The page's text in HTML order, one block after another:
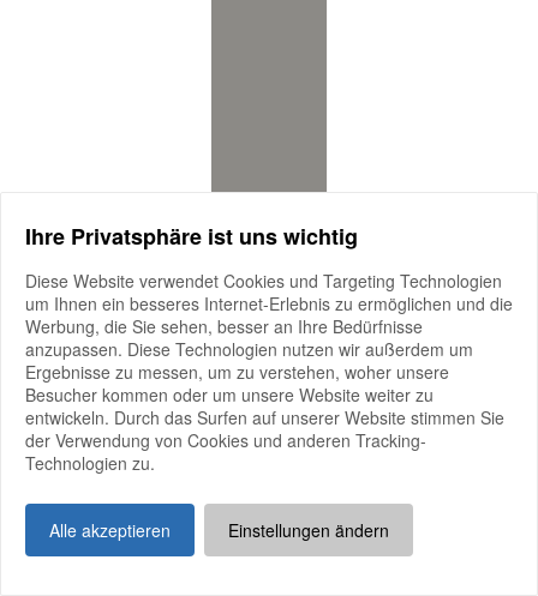
Ihre Privatsphäre ist uns wichtig
Diese Website verwendet Cookies und Targeting Technologien
um Ihnen ein besseres Internet-Erlebnis zu ermöglichen und die
Werbung, die Sie sehen, besser an Ihre Bedürfnisse
anzupassen. Diese Technologien nutzen wir außerdem um
Ergebnisse zu messen, um zu verstehen, woher unsere
Besucher kommen oder um unsere Website weiter zu
entwickeln. Durch das Surfen auf unserer Website stimmen Sie
der Verwendung von Cookies und anderen Tracking-
Technologien zu.
Alle akzeptieren Einstellungen ändern